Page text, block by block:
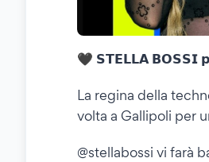
🖤 𝗦𝗧𝗘𝗟𝗟𝗔 𝗕𝗢𝗦𝗦𝗜
La regina della
volta a Gallipoli per
@stellabossi vi farà